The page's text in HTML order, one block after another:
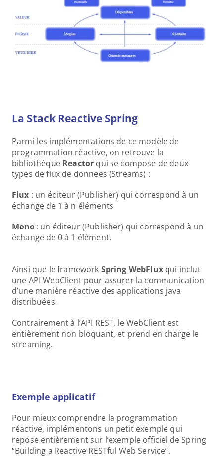
La Stack Reactive Spring
Parmi les implémentations de ce modèle de
programmation réactive, on retrouve la
bibliothèque Reactor qui se compose de deux
types de flux de données (Streams) :
Flux : un éditeur (Publisher) qui correspond à un
échange de 1 à n éléments
Mono : un éditeur (Publisher) qui correspond à un
échange de 0 à 1 élément.
Ainsi que le framework Spring WebFlux qui inclut
une API WebClient pour assurer la communication
d’une manière réactive des applications java
distribuées.
Contrairement à l’API REST, le WebClient est
entièrement non bloquant, et prend en charge le
streaming.
Exemple applicatif
Pour mieux comprendre la programmation
réactive, implémentons un petit exemple qui
repose entièrement sur l’exemple officiel de Spring
“Building a Reactive RESTful Web Service”.